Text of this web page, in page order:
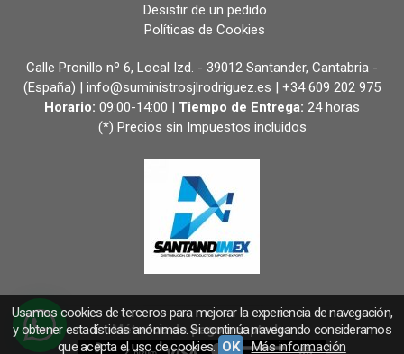
Desistir de un pedido
Políticas de Cookies
Calle Pronillo nº 6, Local Izd. - 39012 Santander, Cantabria -
(España) | info@suministrosjlrodriguez.es | +34 609 202 975
Horario: 09:00-14:00 | Tiempo de Entrega: 24 horas
(*) Precios sin Impuestos incluidos
Métodos de pago aceptados
Usamos cookies de terceros para mejorar la experiencia de navegación,
y obtener estadísticas anónimas. Si continúa navegando consideramos
que acepta el uso de cookies. OK Más información